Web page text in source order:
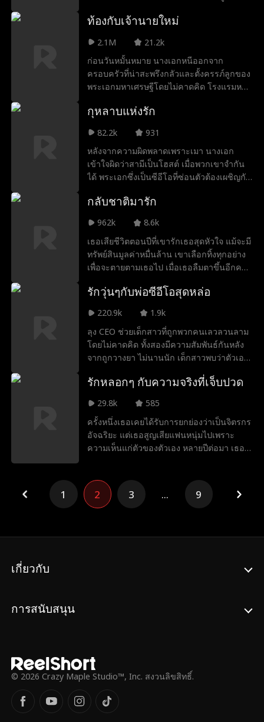
บนการหลอกลวงจะถูกทดสอบด้วยไฟแห่งการ
ไปไกลแค่ไหนเพื่อปกป้องความลับที่อาจ
ทำลายคนที่คุณรัก?
ท้องกับเจ้านายใหม่
2.1M
21.2k
ก่อนวันหมั้นหมาย นางเอกหนีออกจาก
ครอบครัวที่น่าสะพรึงกลัวและตั้งครรภ์ลูกของ
พระเอกมหาเศรษฐีโดยไม่คาดคิด โรงแรมหรูที่
ตามจีบเธอไม่หยุดหย่อน แม้ว่าเธอต้องการแค่
ความพากเพียรของผู้ชายก็ทำให้เธอหมดแรง
ในท้ายที่สุดเธอไม่เพียงแต่ประสบความสำเร็จ
ในโรงแรมด้วยความพยายามของตัวเอง
เท่านั้น แต่ยังได้รับการเอาใจใส่จากผู้ชายคนนี้
กุหลาบแห่งรัก
82.2k
931
หลังจากความผิดพลาดเพราะเมา นางเอก
เข้าใจผิดว่าสามีเป็นโฮสต์ เมื่อพวกเขาจำกัน
ได้ พระเอกซึ่งเป็นซีอีโอที่ซ่อนตัวต้องเผชิญกับ
ผ่านพ้นอุปสรรคเหล่านี้ทำให้ความสัมพันธ์ของ
ขอแต่งงาน และพวกเขาก็มีความสุขในตอน
จบ
กลับชาติมารัก
962k
8.6k
เธอเสียชีวิตตอนปีที่เขารักเธอสุดหัวใจ แม้จะมี
ทรัพย์สินมูลค่าหมื่นล้าน เขาเลือกทิ้งทุกอย่าง
เพื่อจะตายตามเธอไป เมื่อเธอลืมตาขึ้นอีกครั้ง
มาก เขาพูดด้วยรอยยิ้มที่ขมขื่นว่า “อยากหย่า
รักวุ่นๆกับพ่อซีอีโอสุดหล่อ
220.9k
1.9k
ลุง CEO ช่วยเด็กสาวที่ถูกพวกคนเลวลวนลาม
โดยไม่คาดคิด ทั้งสองมีความสัมพันธ์กันหลัง
จากถูกวางยา ไม่นานนัก เด็กสาวพบว่าตัวเอง
เธอร้องเพลงกับเขา เขาจึงเข้าใจผิดว่าเด็กสาว
ชีวิตของเขาคือเด็กสาวคนนี้?
รักหลอกๆ กับความจริงที่เจ็บปวด
29.8k
585
ครั้งหนึ่งเธอเคยได้รับการยกย่องว่าเป็นจิตรกร
อัจฉริยะ แต่เธอสูญเสียแฟนหนุ่มไปเพราะ
ความเห็นแก่ตัวของตัวเอง หลายปีต่อมา เธอ
ข้างดูถูก เธอก็ไม่ยอมจากไป แต่เมื่อรักแรก
ของชายคนนั้นกลับมา เขาก็ได้ตระหนักว่าคน
ขณะที่เรียกกันว่าเป็นตัวแทน—เมื่อไหร่พวก
1 2 3 ... 9
เกี่ยวกับ
การสนับสนุน
© 2026 Crazy Maple Studio™, Inc. สงวนลิขสิทธิ์.